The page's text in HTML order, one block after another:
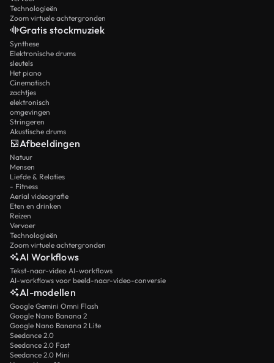
Technologieën
Zoom virtuele achtergronden
Gratis stockmuziek
Synthese
Elektronische drums
sleutels
Het piano
Cinematisch
zachtjes
elektronisch
omgevingen
Stringeren
Akustische drums
Afbeeldingen
Natuur
Mensen
Liefde & Relaties
- Fitness
Aerial videografie
Eten en drinken
Reizen
Vervoer
Technologieën
Zoom virtuele achtergronden
AI Workflows
Tekst-naar-video AI-workflows
AI-workflows voor beeld-naar-video-conversie
AI-modellen
Google Gemini Omni Flash
Google Nano Banana 2
Google Nano Banana 2 Lite
Seedance 2.0
Seedance 2.0 Fast
Seedance 2.0 Mini